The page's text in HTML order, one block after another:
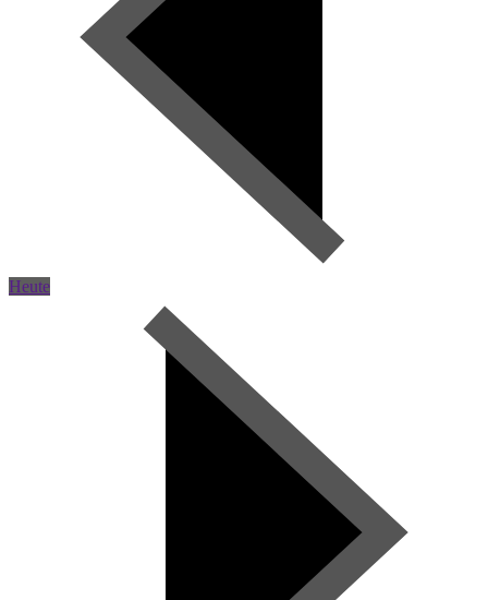
Heute